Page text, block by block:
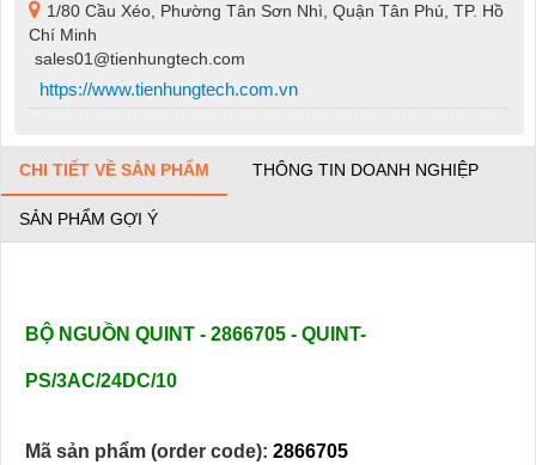
1/80 Cầu Xéo, Phường Tân Sơn Nhì, Quận Tân Phú, TP. Hồ
Chí Minh
sales01@tienhungtech.com
https://www.tienhungtech.com.vn
CHI TIẾT VỀ SẢN PHẨM THÔNG TIN DOANH NGHIỆP
SẢN PHẨM GỢI Ý
BỘ NGUỒN QUINT - 2866705 - QUINT-
PS/3AC/24DC/10
Mã sản phẩm (order code): 2866705